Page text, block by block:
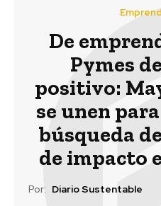
De
Pymes
positivo:
se unen
búsqueda
de impacto
Por: Diario Sustentable